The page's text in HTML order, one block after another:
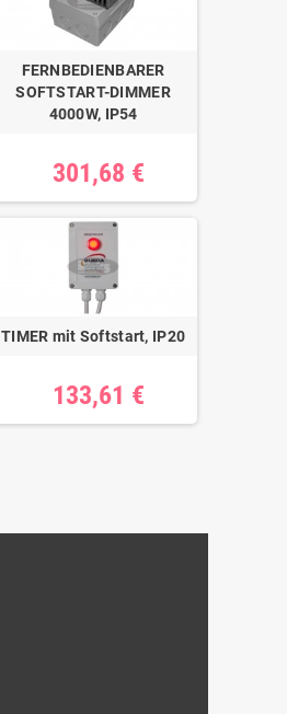
FERNBEDIENBARER
SOFTSTART-DIMMER
4000W, IP54
301,68 €
TIMER mit Softstart, IP20
133,61 €